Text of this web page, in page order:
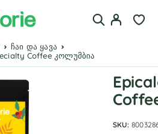
ჩაი და ყავა
Coffee კოლუმბია
SKU: